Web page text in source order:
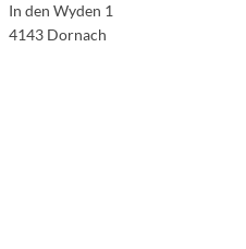
In den Wyden 1
4143 Dornach